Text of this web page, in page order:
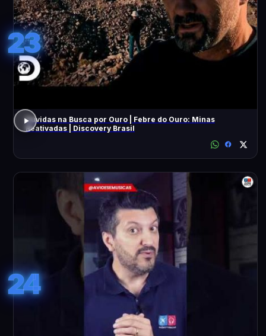
23
Dúvidas na Busca por Ouro | Febre do Ouro: Minas
Reativadas | Discovery Brasil
24